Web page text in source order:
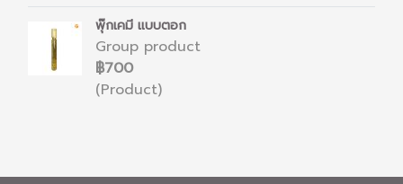
พุ๊กเคมี แบบตอก
Group product
฿700
(Product)